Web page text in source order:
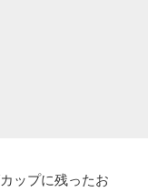
ップに残ったお